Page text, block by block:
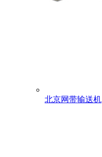
北京网带输送机